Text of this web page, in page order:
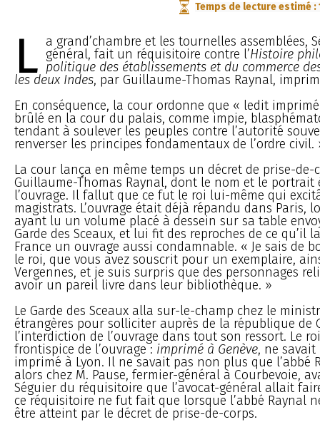
Temps de lecture estimé :
L a grand’chambre et les tournelles assemblées,
général, fait un réquisitoire contre l’Histoire
politique des établissements et du commerce
les deux Indes, par Guillaume-Thomas Raynal,
En conséquence, la cour ordonne que « ledit
brûlé en la cour du palais, comme impie,
tendant à soulever les peuples contre l’autorité
renverser les principes fondamentaux de l’ordre civil.
La cour lança en même temps un décret de prise-de-
Guillaume-Thomas Raynal, dont le nom et le portrait
l’ouvrage. Il fallut que ce fut le roi lui-même qui
magistrats. L’ouvrage était déjà répandu dans Paris,
ayant lu un volume placé à dessein sur sa table
Garde des Sceaux, et lui fit des reproches de ce qu’il
France un ouvrage aussi condamnable. « Je sais de
le roi, que vous avez souscrit pour un exemplaire,
Vergennes, et je suis surpris que des personnages
avoir un pareil livre dans leur bibliothèque. »
Le Garde des Sceaux alla sur-le-champ chez le
étrangères pour solliciter auprès de la république de
l’interdiction de l’ouvrage dans tout son ressort. Le
frontispice de l’ouvrage : imprimé à Genève, ne savait
imprimé à Lyon. Il ne savait pas non plus que l’abbé
alors chez M. Pause, fermier-général à Courbevoie,
Séguier du réquisitoire que l’avocat-général allait
ce réquisitoire ne fut fait que lorsque l’abbé Raynal
être atteint par le décret de prise-de-corps.